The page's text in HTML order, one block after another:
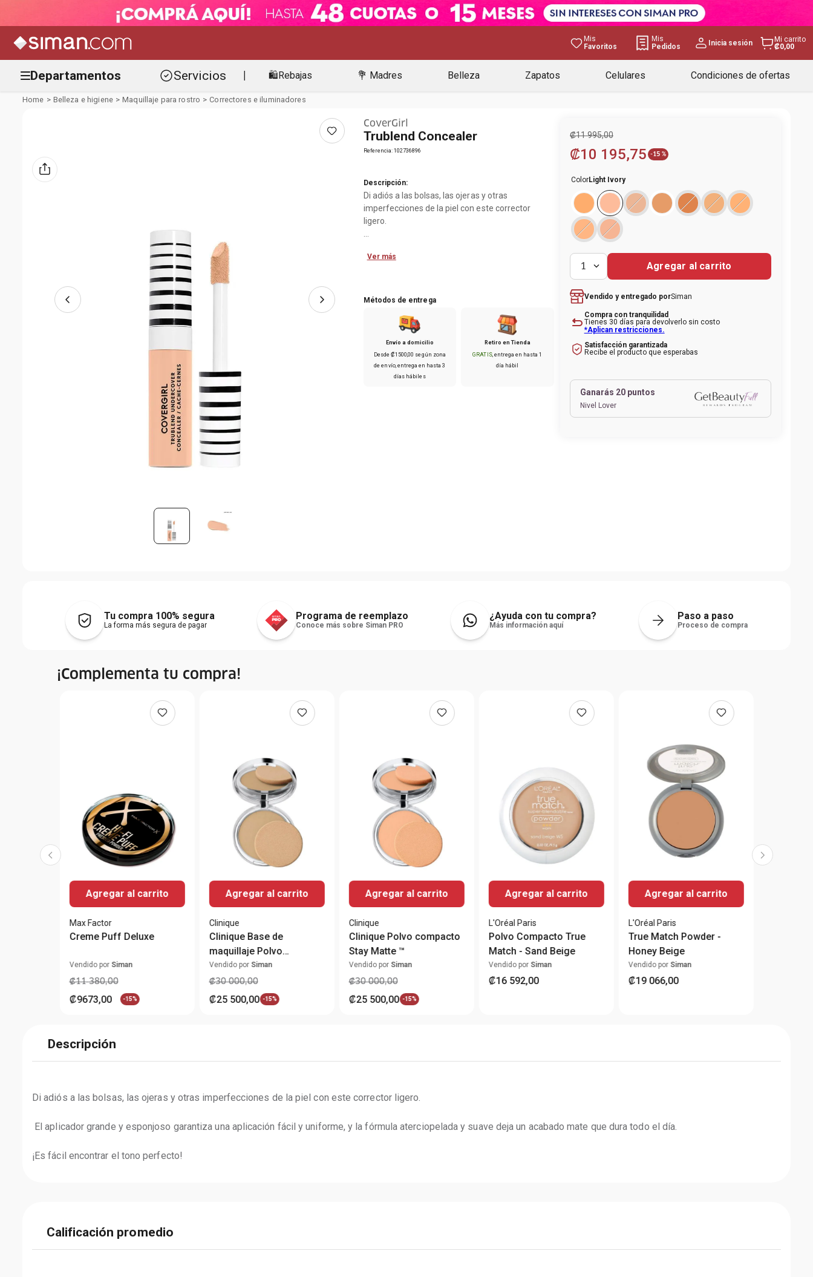
Mis
Favoritos
Mis
Pedidos
Inicia sesión
Mi carrito
₡0,00
Departamentos Servicios 🛍️Rebajas 💐 Madres Belleza Zapatos Celulares Condiciones de ofertas
Belleza e higiene Maquillaje para rostro Correctores e iluminadores
CoverGirl
Trublend Concealer
Referencia: 102736896
Descripción:
Di adiós a las bolsas, las ojeras y otras
imperfecciones de la piel con este corrector
ligero.
aplicación fácil y uniforme, y la fórmula
Ver más
Métodos de entrega
Envío a domicilio
Desde₡1500,00 según zona
de envío, entrega en hasta3
días hábiles
Retiro en Tienda
GRATIS, entrega en hasta1
día hábil
₡11995,00
₡10 195,75 -15 %
ColorLight Ivory
1 Agregar al carrito
Vendido y entregado porSiman
Compra con tranquilidad
Tienes 30 días para devolverlo sin costo
*Aplican restricciones.
Satisfacción garantizada
Recibe el producto que esperabas
Ganarás 20 puntos
Nivel Lover
Tu compra 100% segura
La forma más segura de pagar
Programa de reemplazo
Conoce más sobre Siman PRO
¿Ayuda con tu compra?
Más información aquí
Paso a paso
Proceso de compra
¡Complementa tu compra!
Agregar al carrito
Max Factor
Creme Puff Deluxe
Vendido por Siman
₡11 380,00
₡9673,00 -15%
Agregar al carrito
Clinique
Clinique Base de
maquillaje Polvo
compacto Superpowder
Double Face ™
Vendido por Siman
₡30 000,00
₡25 500,00 -15%
Agregar al carrito
Clinique
Clinique Polvo compacto
Stay Matte ™
Vendido por Siman
₡30 000,00
₡25 500,00 -15%
Agregar al carrito
L'Oréal Paris
Polvo Compacto True
Match - Sand Beige
Vendido por Siman
₡16 592,00
Agregar al carrito
L'Oréal Paris
True Match Powder -
Honey Beige
Vendido por Siman
₡19 066,00
Descripción
Di adiós a las bolsas, las ojeras y otras imperfecciones de la piel con este corrector ligero.
¡Es fácil encontrar el tono perfecto!
Calificación promedio